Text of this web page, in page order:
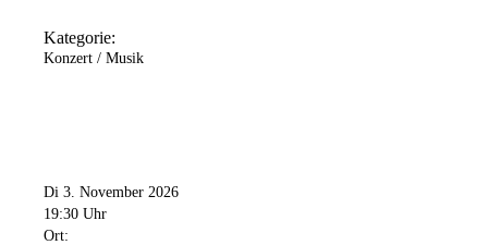
Kategorie:
Konzert / Musik
Di 3. November 2026
19:30 Uhr
Ort: